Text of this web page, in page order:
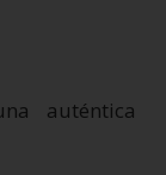
auténtica